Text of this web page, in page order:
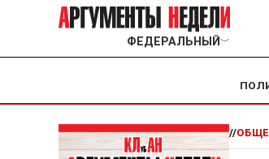
ФЕДЕРАЛЬНЫЙ ﹀
//